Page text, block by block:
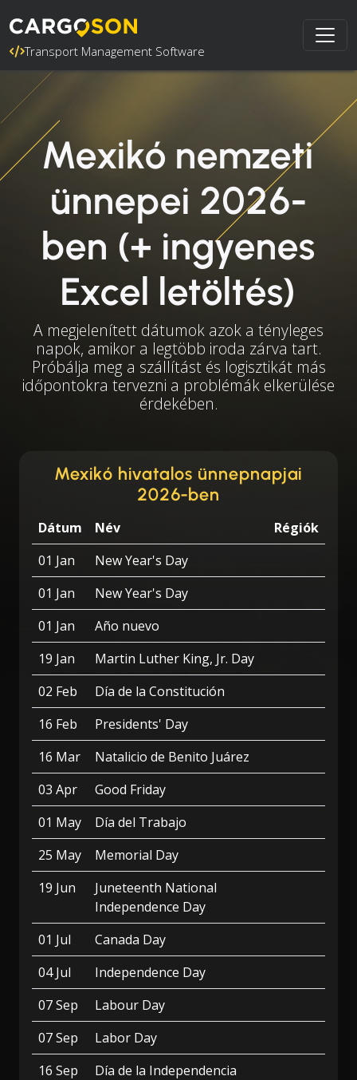
Transport Management Software
Mexikó nemzeti
ünnepei 2026-
ben (+ ingyenes
Excel letöltés)
A megjelenített dátumok azok a tényleges
napok, amikor a legtöbb iroda zárva tart.
Próbálja meg a szállítást és logisztikát más
időpontokra tervezni a problémák elkerülése
érdekében.
Mexikó hivatalos ünnepnapjai
2026-ben
Dátum Név
Régiók
01 Jan
New Year's Day
01 Jan
New Year's Day
01 Jan
Año nuevo
19 Jan
Martin Luther King, Jr. Day
02 Feb
Día de la Constitución
16 Feb
Presidents' Day
16 Mar
Natalicio de Benito Juárez
03 Apr
Good Friday
01 May
Día del Trabajo
25 May
Memorial Day
19 Jun
Juneteenth National
Independence Day
01 Jul
Canada Day
04 Jul
Independence Day
07 Sep
Labour Day
07 Sep
Labor Day
16 Sep
Día de la Independencia